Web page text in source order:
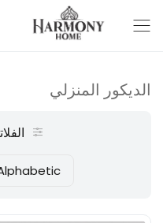
الديكور المنزلي